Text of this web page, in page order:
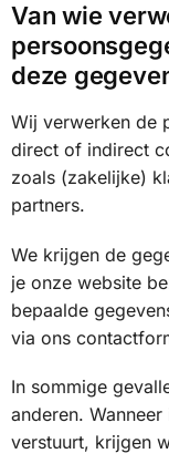
Van wie
deze
Wij verwerken de
direct of indirect
zoals (zakelijke)
partners.
We krijgen de
je onze website
bepaalde
via ons
In sommige
anderen.
verstuurt, krijgen